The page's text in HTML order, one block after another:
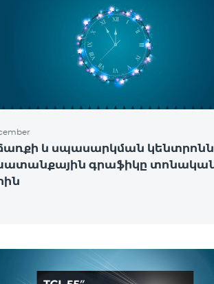
և սպասարկման
գրաֆիկը